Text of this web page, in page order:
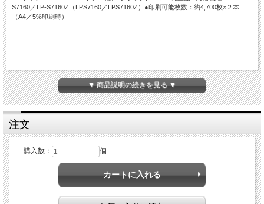
S7160／LP-S7160Z（LPS7160／LPS7160Z）●印刷可能枚数：約4,700枚×２本
（A4／5%印刷時）
▼ 商品説明の続きを見る ▼
注文
購入数： 個